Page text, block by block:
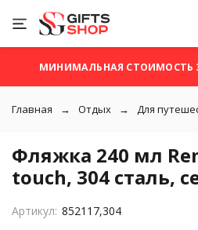
МИНИМАЛЬНАЯ СТОИМОСТЬ
Главная Отдых Для
Фляжка 240 мл
touch, 304 сталь,
Артикул: 852117,304